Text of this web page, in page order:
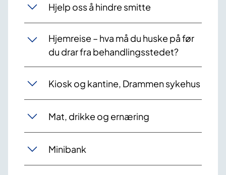
Hjelp oss å hindre smitte
Hjemreise – hva må du huske på før
du drar fra behandlingsstedet?
Kiosk og kantine, Drammen sykehus
Mat, drikke og ernæring
Minibank